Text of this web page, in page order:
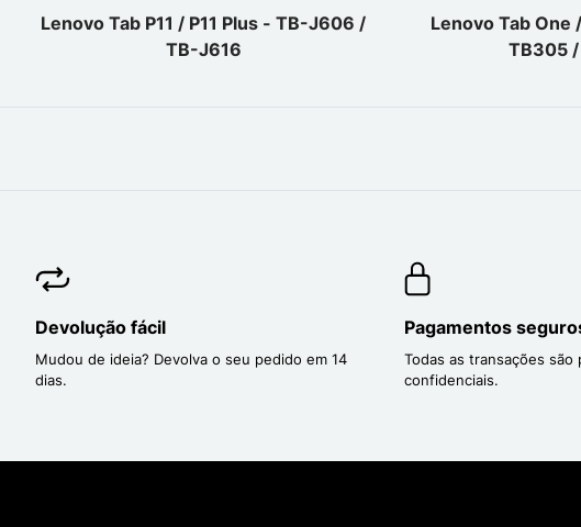
Lenovo Tab P11 / P11 Plus - TB-J606 /
TB-J616
Lenovo Tab One
TB305 /
Devolução fácil
Mudou de ideia? Devolva o seu pedido em 14
dias.
Pagamentos
Todas as transações são
confidenciais.